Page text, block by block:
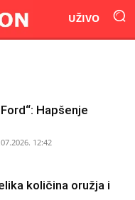
UŽIVO
Hapšenje
12:42
količina oružja i